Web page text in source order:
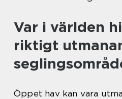
Var i världen
riktigt
Öppet hav kan vara